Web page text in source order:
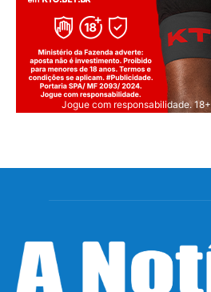
Jogue com responsabilidade. 18+